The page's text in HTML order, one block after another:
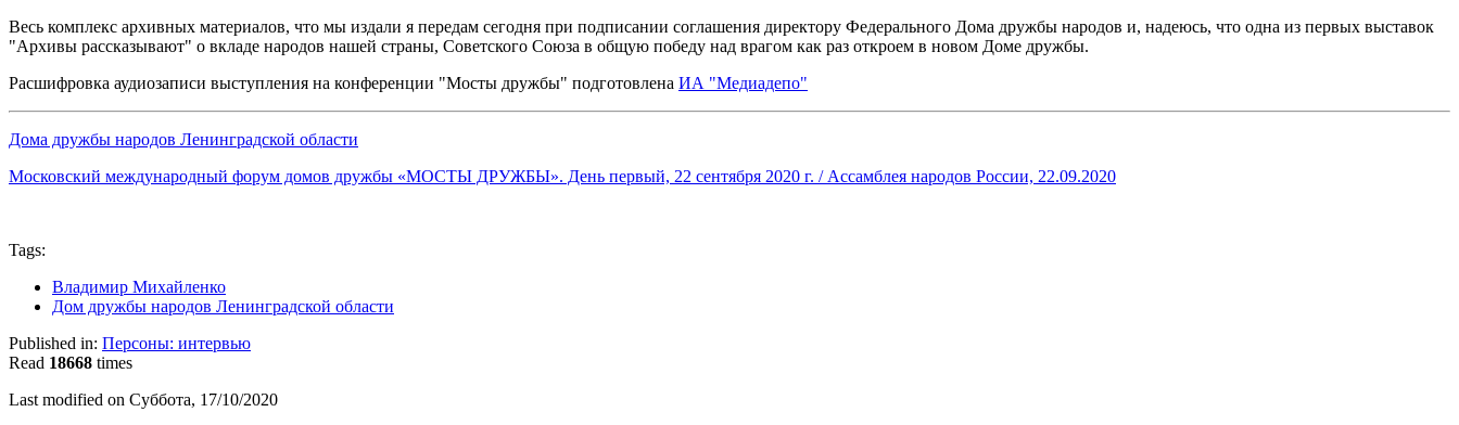
Весь комплекс архивных материалов, что мы издали я передам сегодня при подписании соглашения директору Федерального Дома дружбы народов и, надеюсь, что одна из первых выставок
"Архивы рассказывают" о вкладе народов нашей страны, Советского Союза в общую победу над врагом как раз откроем в новом Доме дружбы.
Расшифровка аудиозаписи выступления на конференции "Мосты дружбы" подготовлена ИА "Медиадепо"
Дома дружбы народов Ленинградской области
Московский международный форум домов дружбы «МОСТЫ ДРУЖБЫ». День первый, 22 сентября 2020 г. / Ассамблея народов России, 22.09.2020
Tags:
Владимир Михайленко
Дом дружбы народов Ленинградской области
Published in: Персоны: интервью
Read 18668 times
Last modified on Суббота, 17/10/2020